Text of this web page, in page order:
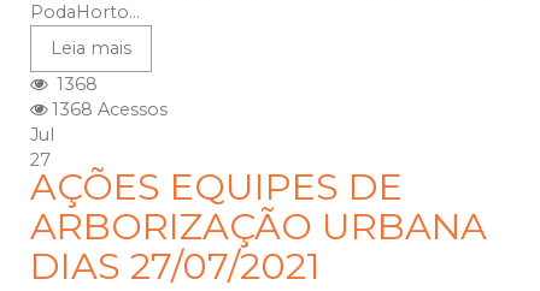
PodaHorto...
Leia mais
1368
1368 Acessos
Jul
27
AÇÕES EQUIPES DE
ARBORIZAÇÃO URBANA
DIAS 27/07/2021